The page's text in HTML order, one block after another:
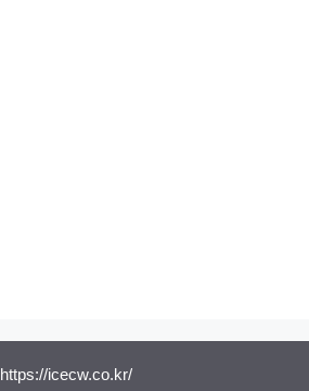
https://icecw.co.kr/